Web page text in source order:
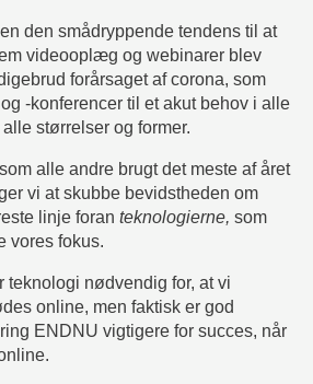
den smådryppende tendens til at
videooplæg og webinarer blev
forårsaget af corona, som
-konferencer til et akut behov i alle
størrelser og former.
alle andre brugt det meste af året
vi at skubbe bevidstheden om
linje foran teknologierne, som
vores fokus.
teknologi nødvendig for, at vi
online, men faktisk er god
ENDNU vigtigere for succes, når